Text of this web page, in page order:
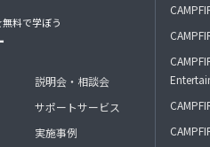
料で学ぼう
説明会・相談会
サポートサービス
実施事例